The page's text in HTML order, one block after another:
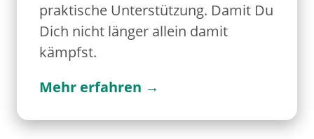
praktische Unterstützung. Damit Du
Dich nicht länger allein damit
kämpfst.
Mehr erfahren →